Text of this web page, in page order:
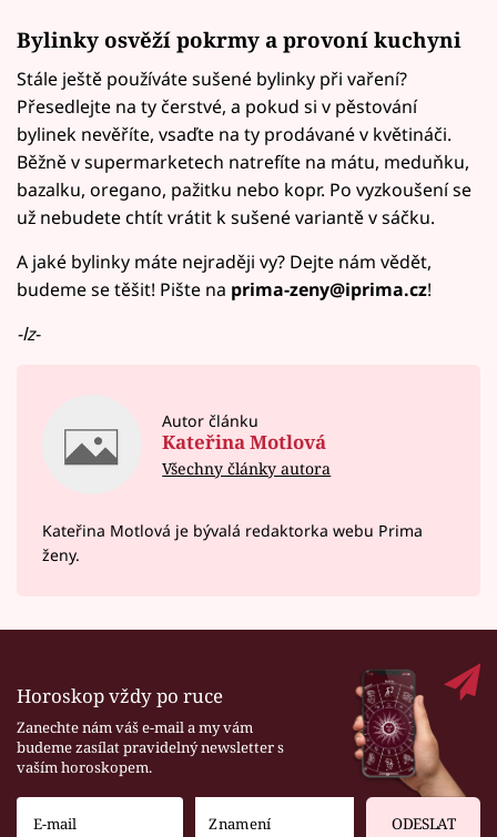
Bylinky osvěží pokrmy a provoní kuchyni
Stále ještě používáte sušené bylinky při vaření?
Přesedlejte na ty čerstvé, a pokud si v pěstování
bylinek nevěříte, vsaďte na ty prodávané v květináči.
Běžně v supermarketech natrefíte na mátu, meduňku,
bazalku, oregano, pažitku nebo kopr. Po vyzkoušení se
už nebudete chtít vrátit k sušené variantě v sáčku.
A jaké bylinky máte nejraději vy? Dejte nám vědět,
budeme se těšit! Pište na prima-zeny@iprima.cz!
-lz-
Autor článku
Kateřina Motlová
Všechny články autora
Kateřina Motlová je bývalá redaktorka webu Prima
ženy.
Horoskop vždy po ruce
Zanechte nám váš e-mail a my vám
budeme zasílat pravidelný newsletter s
vaším horoskopem.
ODESLAT